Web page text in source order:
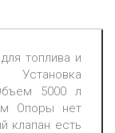
топлива и
5000 л
Опоры нет
клапан есть